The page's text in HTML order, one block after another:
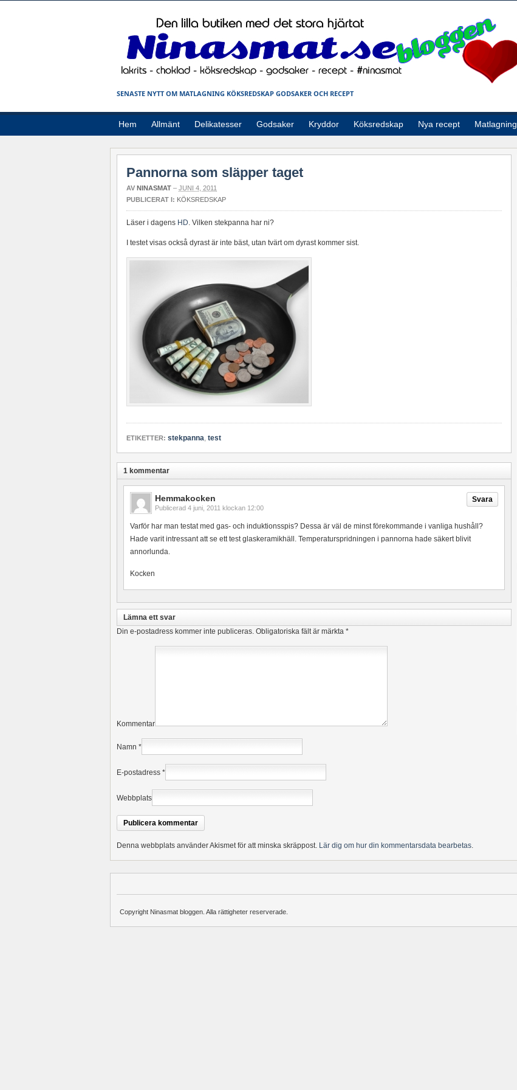
SENASTE NYTT OM MATLAGNING KÖKSREDSKAP GODSAKER OCH RECEPT
Hem Allmänt Delikatesser Godsaker Kryddor Köksredskap Nya recept Matlagning
Pannorna som släpper taget
AV NINASMAT – JUNI 4, 2011
PUBLICERAT I: KÖKSREDSKAP
Läser i dagens HD. Vilken stekpanna har ni?
I testet visas också dyrast är inte bäst, utan tvärt om dyrast kommer sist.
ETIKETTER: stekpanna, test
1 kommentar
Svara
Hemmakocken
Publicerad 4 juni, 2011 klockan 12:00
Varför har man testat med gas- och induktionsspis? Dessa är väl de minst förekommande i vanliga hushåll?
Hade varit intressant att se ett test glaskeramikhäll. Temperaturspridningen i pannorna hade säkert blivit
annorlunda.
Kocken
Lämna ett svar
Din e-postadress kommer inte publiceras. Obligatoriska fält är märkta *
Kommentar
Namn *
E-postadress *
Webbplats
Denna webbplats använder Akismet för att minska skräppost. Lär dig om hur din kommentarsdata bearbetas.
Copyright Ninasmat bloggen. Alla rättigheter reserverade.